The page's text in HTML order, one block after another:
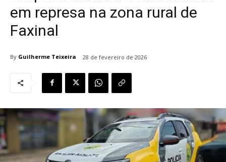
em represa na zona rural de
Faxinal
By Guilherme Teixeira 28 de fevereiro de 2026